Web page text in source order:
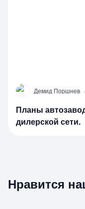
Д Демид Поршнев ·
Планы
дилерской сети.
Нравится